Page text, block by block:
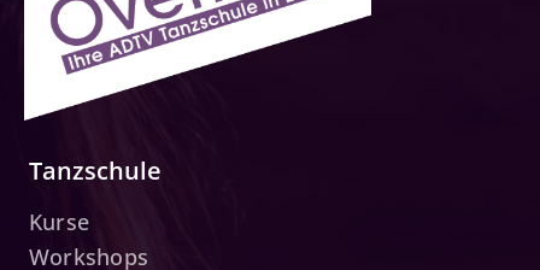
Tanzschule
Kurse
Workshops